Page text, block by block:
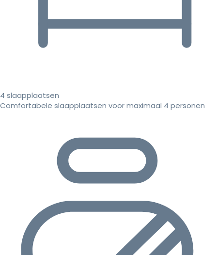
4 slaapplaatsen
Comfortabele slaapplaatsen voor maximaal 4 personen